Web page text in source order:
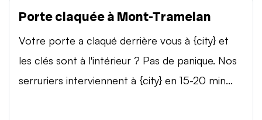
Porte claquée à Mont-Tramelan
Votre porte a claqué derrière vous à {city} et
les clés sont à l'intérieur ? Pas de panique. Nos
serruriers interviennent à {city} en 15-20 min...